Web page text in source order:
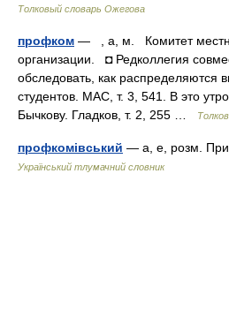
Толковый словарь Ожегова
профком — , а, м. Комитет
организации. ◘ Редколлегия
обследовать, как распределяются
студентов. МАС, т. 3, 541. В это
Бычкову. Гладков, т. 2, 255 …
профкомівський — а, е, розм.
Український тлумачний словник